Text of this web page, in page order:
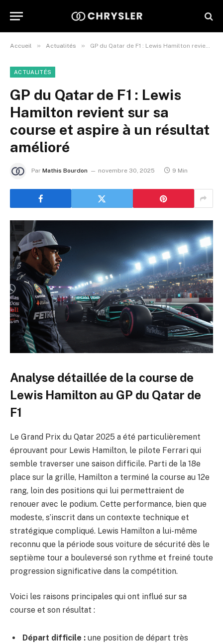
Accueil » Actualités » GP du Qatar de F1 : Lewis Hamilton revient sur sa course et aspire à un résultat amélioré
ACTUALITÉS
GP du Qatar de F1 : Lewis
Hamilton revient sur sa
course et aspire à un résultat
amélioré
Par Mathis Bourdon novembre 30, 2025 9 Min
Analyse détaillée de la course de
Lewis Hamilton au GP du Qatar de
F1
Le Grand Prix du Qatar 2025 a été particulièrement
éprouvant pour Lewis Hamilton, le pilote Ferrari qui
semble traverser une saison difficile. Parti de la 18e
place sur la grille, Hamilton a terminé la course au 12e
rang, loin des positions qui lui permettraient de
renouer avec le podium. Cette performance, bien que
modeste, s’inscrit dans un contexte technique et
stratégique compliqué. Lewis Hamilton a lui-même
reconnu que la période sous voiture de sécurité dès le
septième tour a bouleversé son rythme et freiné toute
progression significative dans la compétition.
Voici les raisons principales qui ont influé sur sa
course et son résultat :
Départ difficile : une position de départ très